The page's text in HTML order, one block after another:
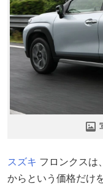
スズキ フロンクスは
からという価格だけ